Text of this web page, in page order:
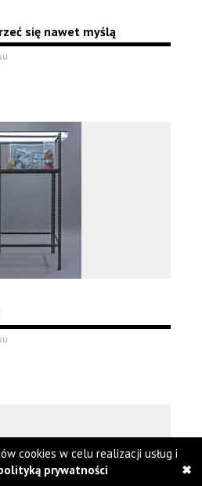
się nawet myślą
cookies w celu realizacji usług i
prywatności